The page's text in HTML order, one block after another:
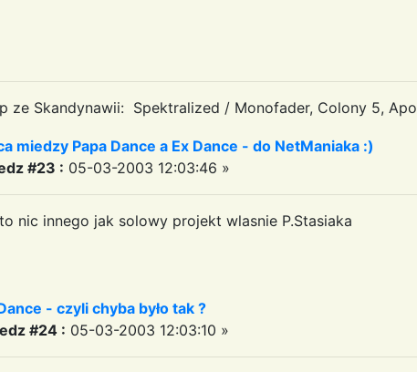
ze Skandynawii: Spektralized / Monofader, Colony 5,
miedzy Papa Dance a Ex Dance - do NetManiaka :)
#23 : 05-03-2003 12:03:46 »
nic innego jak solowy projekt wlasnie P.Stasiaka
- czyli chyba było tak ?
#24 : 05-03-2003 12:03:10 »